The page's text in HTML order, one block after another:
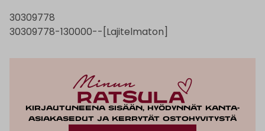
30309778
30309778-130000--[Lajitelmaton]
Kirjautuneena sisään, hyödynnät kanta-
asiakasedut ja kerrytät ostohyvitystä